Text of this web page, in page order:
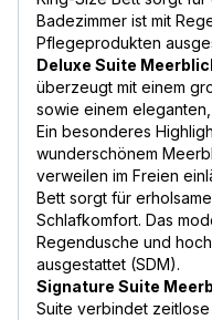
Badezimmer ist mit
Pflegeprodukten
Deluxe Suite
überzeugt mit einem
sowie einem
Ein besonderes
wunderschönem
verweilen im Freien
Bett sorgt für
Schlafkomfort. Das
Regendusche und
ausgestattet (SDM).
Signature Suite
Suite verbindet zeitlose